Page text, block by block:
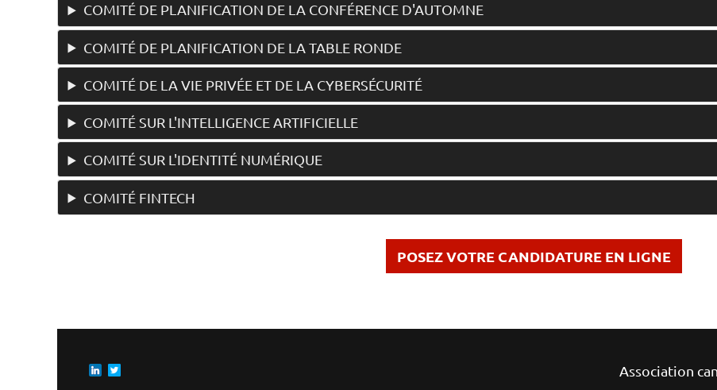
COMITÉ DE PLANIFICATION DE LA CONFÉRENCE D'AUTOMNE
COMITÉ DE PLANIFICATION DE LA TABLE RONDE
COMITÉ DE LA VIE PRIVÉE ET DE LA CYBERSÉCURITÉ
COMITÉ SUR L'INTELLIGENCE ARTIFICIELLE
COMITÉ SUR L'IDENTITÉ NUMÉRIQUE
COMITÉ FINTECH
POSEZ VOTRE CANDIDATURE EN LIGNE
Association